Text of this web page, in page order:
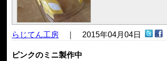
らじてん工房 ｜ 2015年04月04日
ピンクのミニ製作中